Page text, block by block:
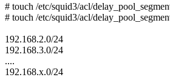
# touch /etc/squid3/acl/
# touch /etc/squid3/acl/
192.168.2.0/24
192.168.3.0/24
....
192.168.x.0/24